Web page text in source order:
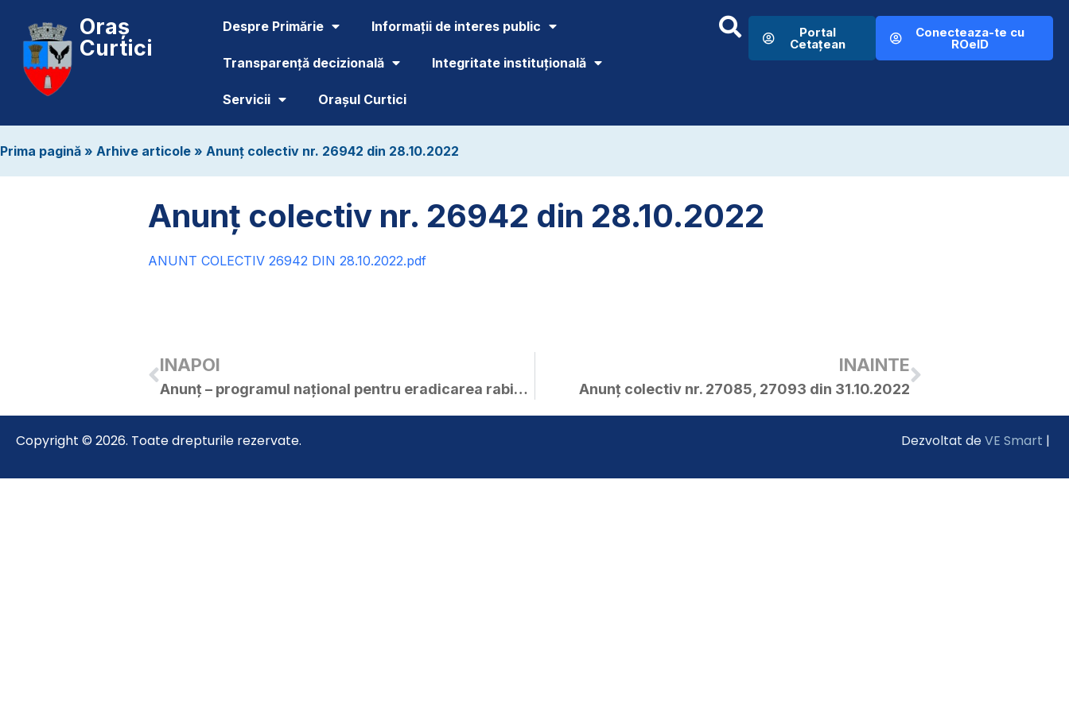
Oraș
Curtici
Despre Primărie Informații de interes public
Transparență decizională Integritate instituțională
Servicii Orașul Curtici
Portal
Cetațean
Conecteaza-te cu
ROeID
Prima pagină » Arhive articole » Anunț colectiv nr. 26942 din 28.10.2022
Anunț colectiv nr. 26942 din 28.10.2022
ANUNT COLECTIV 26942 DIN 28.10.2022.pdf
INAPOI
Anunț – programul național pentru eradicarea rabiei la vulpi
INAINTE
Anunț colectiv nr. 27085, 27093 din 31.10.2022
Copyright © 2026. Toate drepturile rezervate. Dezvoltat deVE Smart |